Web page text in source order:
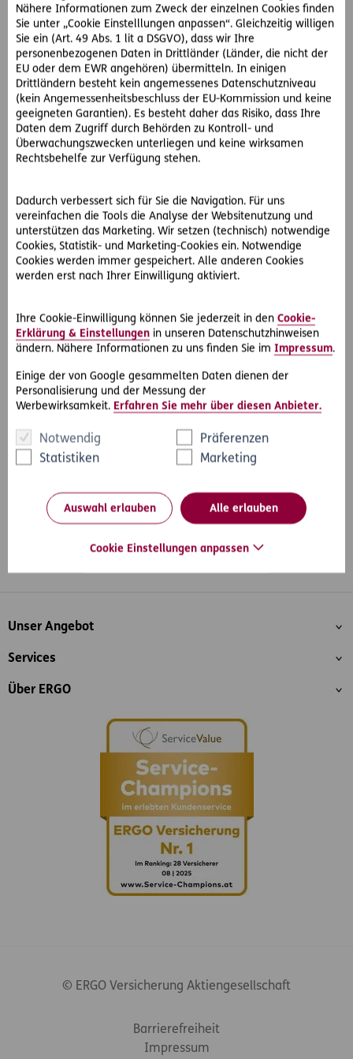
Nähere Informationen zum Zweck der einzelnen Cookies finden
Sie unter „Cookie Einstelllungen anpassen“. Gleichzeitig willigen
Sie ein (Art. 49 Abs. 1 lit a DSGVO), dass wir Ihre
personenbezogenen Daten in Drittländer (Länder, die nicht der
EU oder dem EWR angehören) übermitteln. In einigen
Drittländern besteht kein angemessenes Datenschutzniveau
(kein Angemessenheitsbeschluss der EU-Kommission und keine
geeigneten Garantien). Es besteht daher das Risiko, dass Ihre
Daten dem Zugriff durch Behörden zu Kontroll- und
Überwachungszwecken unterliegen und keine wirksamen
Rechtsbehelfe zur Verfügung stehen.
Dadurch verbessert sich für Sie die Navigation. Für uns
vereinfachen die Tools die Analyse der Websitenutzung und
unterstützen das Marketing. Wir setzen (technisch) notwendige
Cookies, Statistik- und Marketing-Cookies ein. Notwendige
Cookies werden immer gespeichert. Alle anderen Cookies
werden erst nach Ihrer Einwilligung aktiviert.
Ihre Cookie-Einwilligung können Sie jederzeit in den Cookie-
Erklärung & Einstellungen in unseren Datenschutzhinweisen
ändern. Nähere Informationen zu uns finden Sie im Impressum.
Einige der von Google gesammelten Daten dienen der
Personalisierung und der Messung der
Werbewirksamkeit. Erfahren Sie mehr über diesen Anbieter.
Notwendig
Präferenzen
Statistiken
Marketing
Auswahl erlauben Alle erlauben
Cookie Einstellungen anpassen
Vater auch offiziell von der Tochter lossagen und stellt bei
Gericht einen Antrag auf Feststellung, dass die Tochter
nicht aus der Ehe mit Frau Z. stammt.
So hat der OGH entschieden:
Obwohl durch ein biologisches Gutachten festgestellt
werden kann, dass Herr Z. als Vater auszuschließen ist, wird
sein Antrag wegen Fristversäumung zurück gewiesen:
auch die Tochter entsprechend informiert wird - hat die
Antragsfrist zu laufen begonnen. Nach § 158 ABGB kann der
Antrag auf Feststellung, dass ein Kind nicht vom Ehemann
stammt, binnen zwei Jahren ab Kenntnis der dafür
sprechenden Umstände gestellt werden.
nur mehr das Kind selbst die Feststellung der
Nichtabstammung begehren..
#Kinder & Unterhalt
WhatsappFacebookInstagramLinkedInBlog
Inhaltsübersicht
Unser Angebot
Services
Über ERGO
© ERGO Versicherung Aktiengesellschaft
Barrierefreiheit
Impressum